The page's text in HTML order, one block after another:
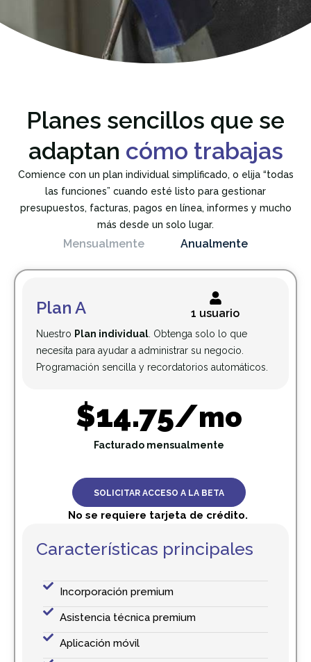
Planes sencillos que se
adaptan cómo trabajas
Comience con un plan individual simplificado, o elija “todas
las funciones” cuando esté listo para gestionar
presupuestos, facturas, pagos en línea, informes y mucho
más desde un solo lugar.
Mensualmente Anualmente
Plan A 1 usuario
Nuestro Plan individual. Obtenga solo lo que
necesita para ayudar a administrar su negocio.
Programación sencilla y recordatorios automáticos.
$14.75/mo
Facturado mensualmente
SOLICITAR ACCESO A LA BETA
No se requiere tarjeta de crédito.
Características principales
Incorporación premium
Asistencia técnica premium
Aplicación móvil